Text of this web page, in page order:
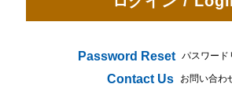
Password Reset パスワード
Contact Us お問い合わ